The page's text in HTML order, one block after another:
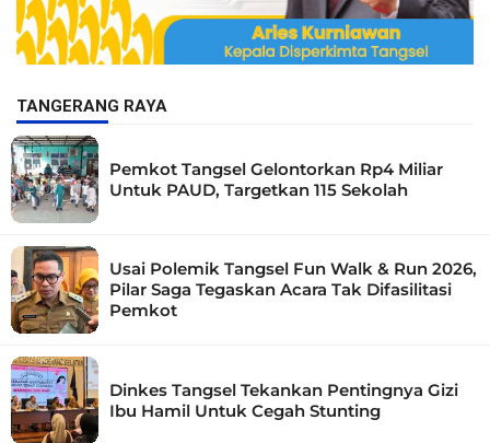
TANGERANG RAYA
Pemkot Tangsel Gelontorkan Rp4 Miliar
Untuk PAUD, Targetkan 115 Sekolah
Usai Polemik Tangsel Fun Walk & Run 2026,
Pilar Saga Tegaskan Acara Tak Difasilitasi
Pemkot
Dinkes Tangsel Tekankan Pentingnya Gizi
Ibu Hamil Untuk Cegah Stunting